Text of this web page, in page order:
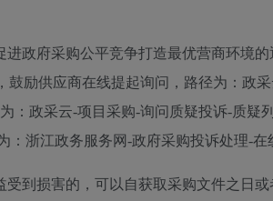
政府采购公平竞争打造最优营商环境的
鼓励供应商在线提起询问，路径为：政
：政采云-项目采购-询问质疑投诉-质疑
浙江政务服务网-政府采购投诉处理-在
受到损害的，可以自获取采购文件之日